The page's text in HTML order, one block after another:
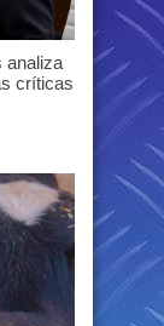
analiza
críticas